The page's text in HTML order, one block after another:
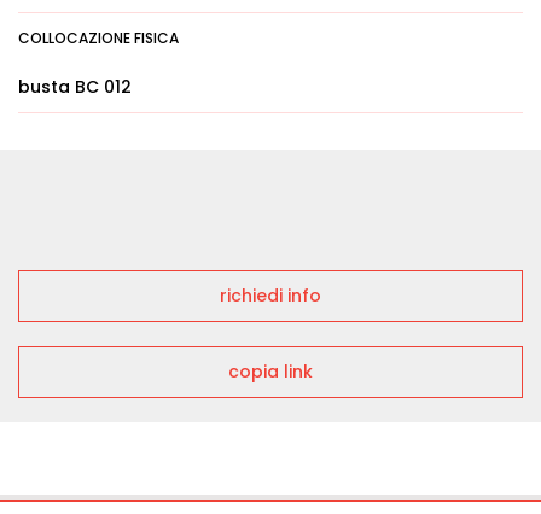
COLLOCAZIONE FISICA
busta BC 012
richiedi info
copia link